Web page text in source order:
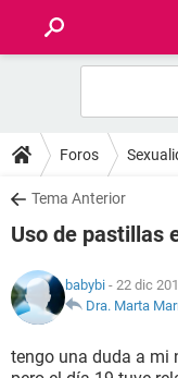
FOROS
SALUD
NUTRICIÓN
BIENESTAR
Foros
Tema Anterior
Uso de pastillas
babybi - 22 dic
Dra. Marta
tengo una duda a mi